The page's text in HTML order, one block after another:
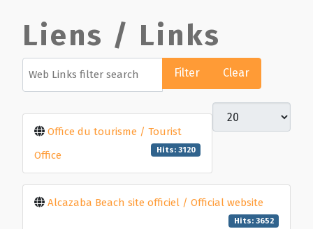
Liens / Links
Filter Clear
Display #
Office du tourisme / Tourist
Office
Hits: 3120
Alcazaba Beach site officiel / Official website
Hits: 3652